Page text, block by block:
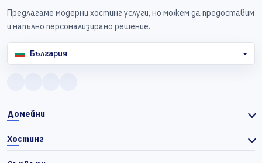
Предлагаме модерни хостинг услуги, но можем да предоставим
и напълно персонализирано решение.
България
Домейни
Хостинг